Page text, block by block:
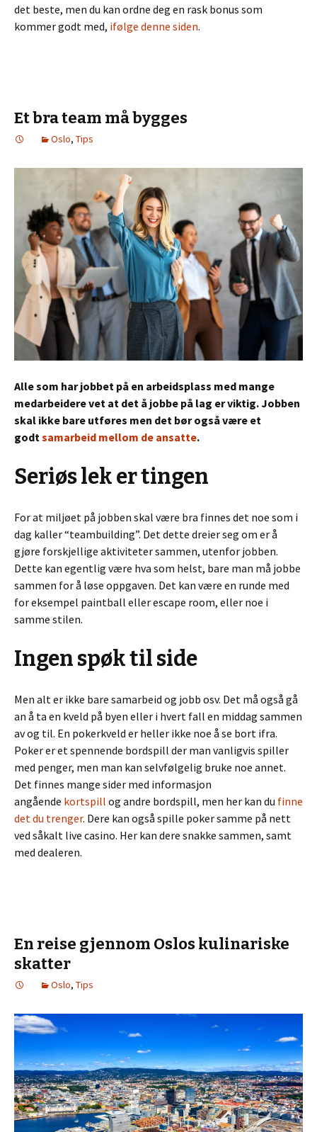
det beste, men du kan ordne deg en rask bonus som
kommer godt med, ifølge denne siden.
Et bra team må bygges
Oslo, Tips
Alle som har jobbet på en arbeidsplass med mange
medarbeidere vet at det å jobbe på lag er viktig. Jobben
skal ikke bare utføres men det bør også være et
godt samarbeid mellom de ansatte.
Seriøs lek er tingen
For at miljøet på jobben skal være bra finnes det noe som i
dag kaller “teambuilding”. Det dette dreier seg om er å
gjøre forskjellige aktiviteter sammen, utenfor jobben.
Dette kan egentlig være hva som helst, bare man må jobbe
sammen for å løse oppgaven. Det kan være en runde med
for eksempel paintball eller escape room, eller noe i
samme stilen.
Ingen spøk til side
Men alt er ikke bare samarbeid og jobb osv. Det må også gå
an å ta en kveld på byen eller i hvert fall en middag sammen
av og til. En pokerkveld er heller ikke noe å se bort ifra.
Poker er et spennende bordspill der man vanligvis spiller
med penger, men man kan selvfølgelig bruke noe annet.
Det finnes mange sider med informasjon
angående kortspill og andre bordspill, men her kan du finne
det du trenger. Dere kan også spille poker samme på nett
ved såkalt live casino. Her kan dere snakke sammen, samt
med dealeren.
En reise gjennom Oslos kulinariske
skatter
Oslo, Tips